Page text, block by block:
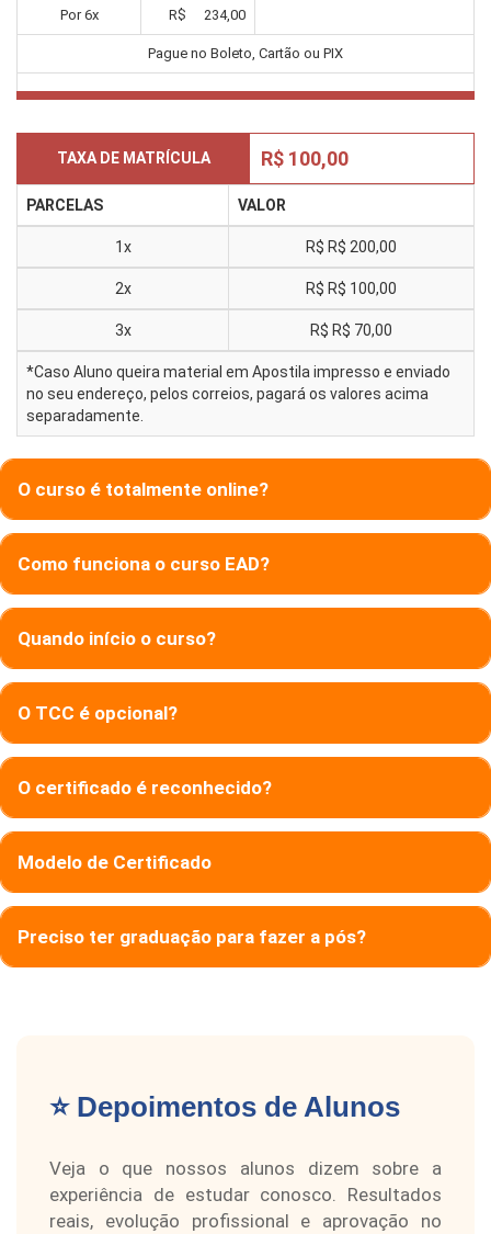
Por6x R$ 234,00
Pague no Boleto, Cartão ou PIX
TAXA DE MATRÍCULA R$ 100,00
PARCELAS VALOR
1x R$ R$ 200,00
2x R$ R$ 100,00
3x R$ R$ 70,00
*Caso Aluno queira material em Apostila impresso e enviado
no seu endereço, pelos correios, pagará os valores acima
separadamente.
O curso é totalmente online?
Como funciona o curso EAD?
Quando início o curso?
O TCC é opcional?
O certificado é reconhecido?
Modelo de Certificado
Preciso ter graduação para fazer a pós?
⭐ Depoimentos de Alunos
Veja o que nossos alunos dizem sobre a
experiência de estudar conosco. Resultados
reais, evolução profissional e aprovação no